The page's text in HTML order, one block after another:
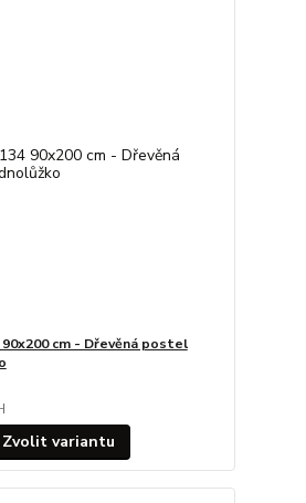
90x200 cm - Dřevěná postel
Zvolit variantu